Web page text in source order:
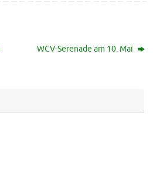
WCV-Serenade am 10. Mai